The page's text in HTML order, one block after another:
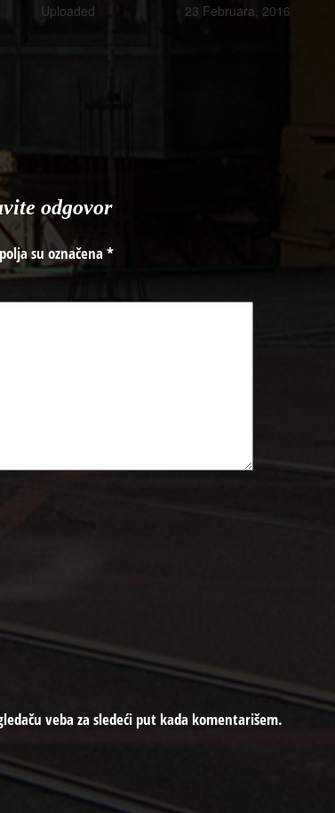
Uploaded
23 Februara, 2016
odgovor
su označena*
veba za sledeći put kada komentarišem.